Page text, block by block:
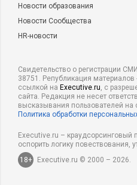
Новости образования
Новости Сообщества
HR-новости
Свидетельство о регистрации
38751. Републикация материалов
ссылкой на Executive.ru, с
сайта. Редакция не несет
высказывания пользователей на
Политика обработки
Executive.ru – краудсорсинговый
оспорить логику
18+
Executive.ru © 2000 – 2026.